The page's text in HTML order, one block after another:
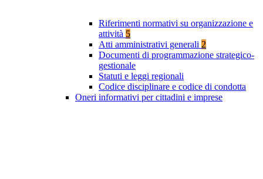
Riferimenti normativi su organizzazione e
attività 5
Atti amministrativi generali 2
Documenti di programmazione strategico-
gestionale
Statuti e leggi regionali
Codice disciplinare e codice di condotta
Oneri informativi per cittadini e imprese